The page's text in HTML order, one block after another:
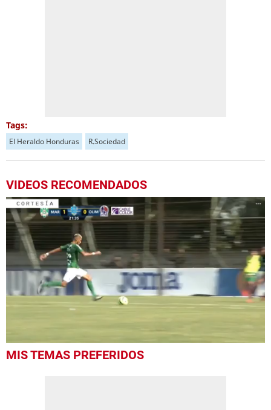
Tags:
El Heraldo Honduras R.Sociedad
VIDEOS RECOMENDADOS
seconds
MIS TEMAS PREFERIDOS